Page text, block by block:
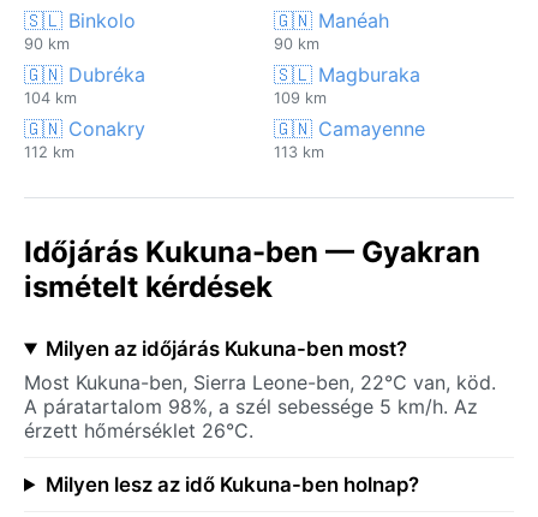
🇸🇱 Binkolo
90 km
🇬🇳 Manéah
90 km
🇬🇳 Dubréka
104 km
🇸🇱 Magburaka
109 km
🇬🇳 Conakry
112 km
🇬🇳 Camayenne
113 km
Időjárás Kukuna-ben — Gyakran
ismételt kérdések
Milyen az időjárás Kukuna-ben most?
Most Kukuna-ben, Sierra Leone-ben, 22°C van, köd.
A páratartalom 98%, a szél sebessége 5 km/h. Az
érzett hőmérséklet 26°C.
Milyen lesz az idő Kukuna-ben holnap?